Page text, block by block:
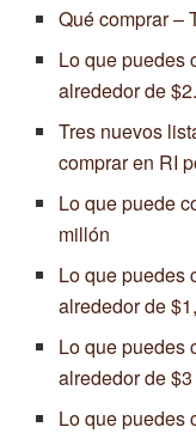
Qué comprar –
Lo que puedes
alrededor de
Tres nuevos
comprar en RI
Lo que puede
millón
Lo que puedes
alrededor de
Lo que puedes
alrededor de
Lo que puedes